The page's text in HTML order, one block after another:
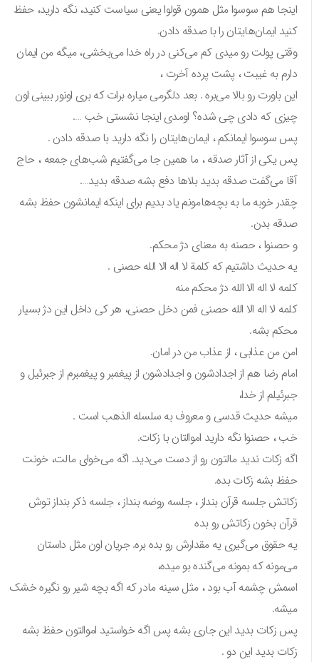
اینجا هم سوسوا مثل همون قولوا یعنی سیاست کنید، نگه دارید، حفظ
کنید ایمان‌هایتان را با صدقه دادن.
وقتی پولت رو میدی کم می‌کنی در راه خدا می‌بخشی، میگه من ایمان
دارم به غیبت ، پشت پرده آخرت ،
این باورت رو بالا می‌بره . بعد دلگرمی میاره برات که بری اونور ببینی اون
چیزی که دادی چی شده؟ اومدی اینجا نشستی خب ….
پس سوسوا ایمانکم ، ایمان‌هایتان را نگه دارید با صدقه دادن .
پس یکی از آثار صدقه ، ما همین جا می‌گفتیم شب‌های جمعه ، حاج
آقا می‌گفت صدقه بدید بلاها دفع بشه صدقه بدید….
چقدر خوبه ما به بچه‌هامونم یاد بدیم برای اینکه ایمانشون حفظ بشه
صدقه بدن.
و حصنوا ، حصنه به معنای دژ محکم.
یه حدیث داشتیم که کلمة لا اله الا الله حصنی .
کلمه لا اله الا الله دژ محکم منه
کلمه لا اله الا الله حصنی فمن دخل حصنی، هر کی داخل این دژ بسیار
محکم بشه.
امن من عذابی ، از عذاب من در امان.
امام رضا هم از اجدادشون و اجدادشون از پیغمبر و پیغمبرم از جبرئیل و
جبرئیلم از خدا،
میشه حدیث قدسی و معروف به سلسله الذهب است .
خب ، حصنوا نگه دارید اموالتان با زکات.
اگه زکات ندید مالتون رو از دست می‌دید. اگه می‌خوای مالت، خونت
حفظ بشه زکات بده.
زکاتش جلسه قرآن بنداز ، جلسه روضه بنداز ، جلسه ذکر بنداز توش
قرآن بخون زکاتش رو بده
یه حقوق می‌گیری یه مقدارش رو بده بره. جریان اون مثل داستان
می‌مونه که بمونه می‌گنده بو میده،
اسمش چشمه آب بود ، مثل سینه مادر که اگه بچه شیر رو نگیره خشک
میشه.
پس زکات بدید این جاری بشه پس اگه خواستید اموالتون حفظ بشه
زکات بدید این دو .